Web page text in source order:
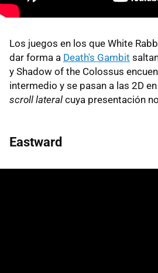
Los juegos en los que White
dar forma a Death's Gambit
y Shadow of the Colossus
intermedio y se pasan a las 2D
scroll lateral cuya presentación
Eastward